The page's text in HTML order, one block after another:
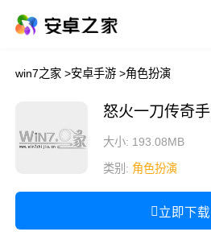
win7之家 >安卓手游 >角色扮演
怒火一刀传奇
大小: 193.08MB
类别: 角色扮演
立即下载